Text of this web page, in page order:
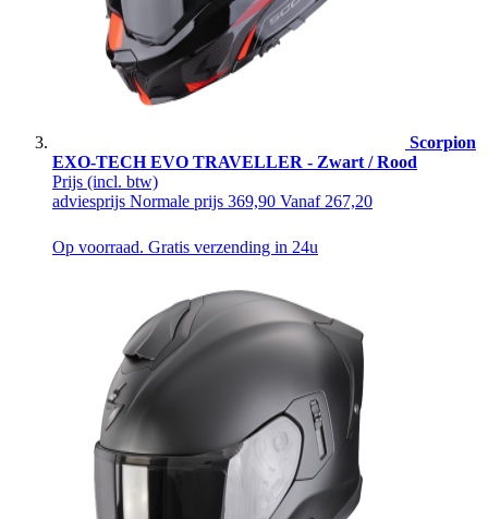
Scorpion
EXO-TECH EVO TRAVELLER - Zwart / Rood
Prijs (incl. btw)
adviesprijs Normale prijs 369,90 Vanaf 267,20
Op voorraad. Gratis verzending in 24u